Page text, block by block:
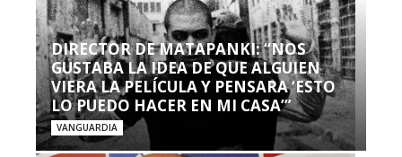
DIRECTOR DE MATAPANKI: “NOS
GUSTABA LA IDEA DE QUE ALGUIEN
VIERA LA PELÍCULA Y PENSARA ‘ESTO
LO PUEDO HACER EN MI CASA’”
VANGUARDIA